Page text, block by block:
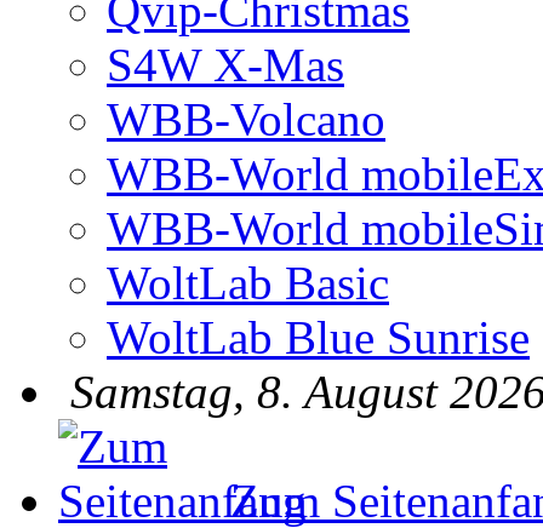
S4W X-Mas
WBB-Volcano
WBB-World
WBB-World
WoltLab Basic
WoltLab Blue Sunrise
Samstag, 8. August
Zum